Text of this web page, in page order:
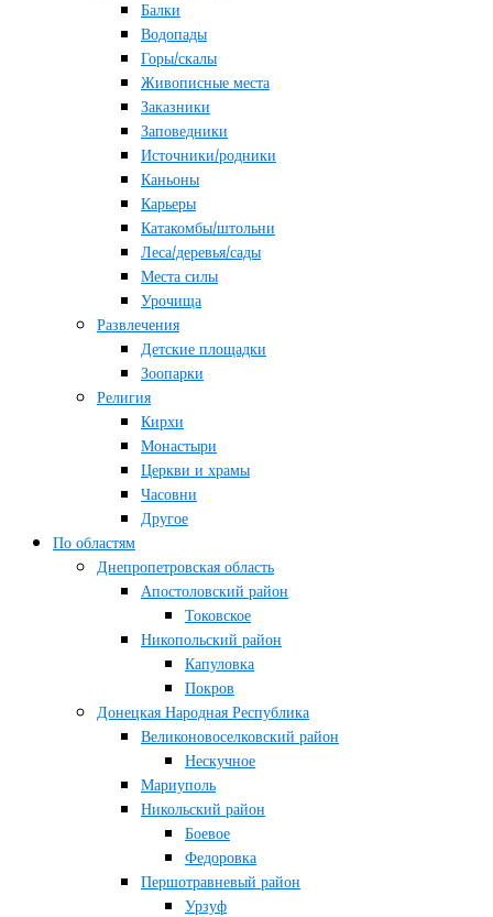
Балки
Водопады
Горы/скалы
Живописные места
Заказники
Заповедники
Источники/родники
Каньоны
Карьеры
Катакомбы/штольни
Леса/деревья/сады
Места силы
Урочища
Развлечения
Детские площадки
Зоопарки
Религия
Кирхи
Монастыри
Церкви и храмы
Часовни
Другое
По областям
Днепропетровская область
Апостоловский район
Токовское
Никопольский район
Капуловка
Покров
Донецкая Народная Республика
Великоновоселковский район
Нескучное
Мариуполь
Никольский район
Боевое
Федоровка
Першотравневый район
Урзуф